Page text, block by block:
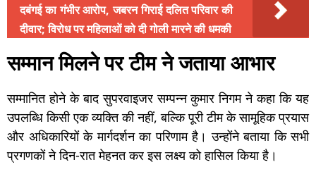
दबंगई का गंभीर आरोप, जबरन गिराई दलित परिवार की
दीवार; विरोध पर महिलाओं को दी गोली मारने की धमकी
सम्मान मिलने पर टीम ने जताया आभार
सम्मानित होने के बाद सुपरवाइजर सम्पन्न कुमार निगम ने कहा कि यह
उपलब्धि किसी एक व्यक्ति की नहीं, बल्कि पूरी टीम के सामूहिक प्रयास
और अधिकारियों के मार्गदर्शन का परिणाम है। उन्होंने बताया कि सभी
प्रगणकों ने दिन-रात मेहनत कर इस लक्ष्य को हासिल किया है।